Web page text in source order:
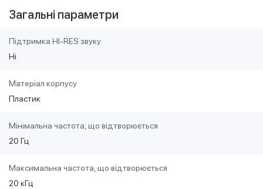
Загальні параметри
Підтримка HI-RES звуку
Ні
Матеріал корпусу
Пластик
Мінімальна частота, що відтворюється
20 Гц
Максимальна частота, що відтворюється
20 кГц